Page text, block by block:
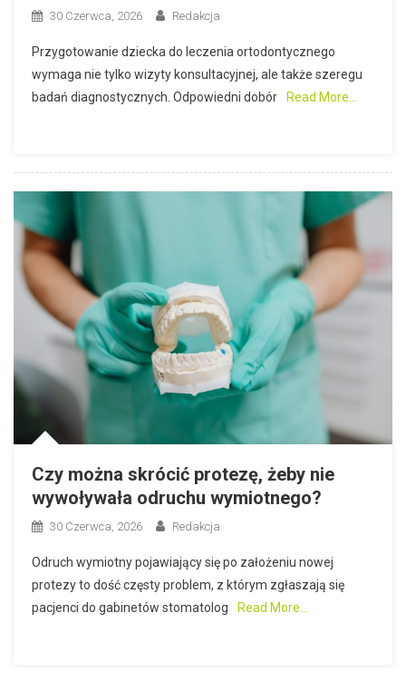
30 Czerwca, 2026 Redakcja
Przygotowanie dziecka do leczenia ortodontycznego
wymaga nie tylko wizyty konsultacyjnej, ale także szeregu
badań diagnostycznych. Odpowiedni dobór
Read More…
Czy można skrócić protezę, żeby nie
wywoływała odruchu wymiotnego?
30 Czerwca, 2026 Redakcja
Odruch wymiotny pojawiający się po założeniu nowej
protezy to dość częsty problem, z którym zgłaszają się
pacjenci do gabinetów stomatolog
Read More…